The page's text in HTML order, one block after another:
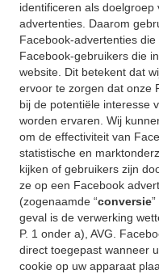
identificeren als
advertenties. Daarom
Facebook-advertenties
Facebook-gebruikers die
website. Dit betekent dat
ervoor te zorgen dat onze
bij de potentiële interesse
worden ervaren. Wij
om de effectiviteit van
statistische en
kijken of gebruikers zijn
ze op een Facebook
(zogenaamde “conversie”
geval is de verwerking
P. 1 onder a), AVG.
direct toegepast wanneer
cookie op uw apparaat